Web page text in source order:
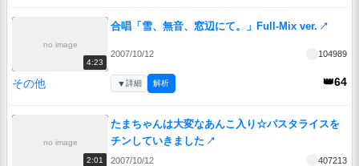
no image
4:23
合唱「雪、無音、窓辺にて。」Full-Mix ver. ↗
2007/10/12 104989
その他 👑64
▼詳細 解析
no image
2:01
たまちゃんは大変なあんこ入り☆パスタライスを
チンしていきました ↗
2007/10/12 407213